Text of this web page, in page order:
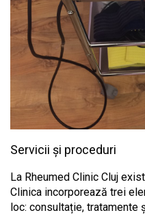
Servicii și proceduri
La Rheumed Clinic Cluj
Clinica incorporează trei
loc: consultație, tratamente